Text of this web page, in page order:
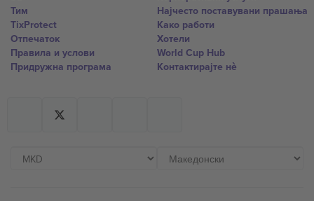
Тим
TixProtect
Отпечаток
Правила и услови
Придружна програма
Најчесто поставувани прашања
Како работи
Хотели
World Cup Hub
Контактирајте нѐ